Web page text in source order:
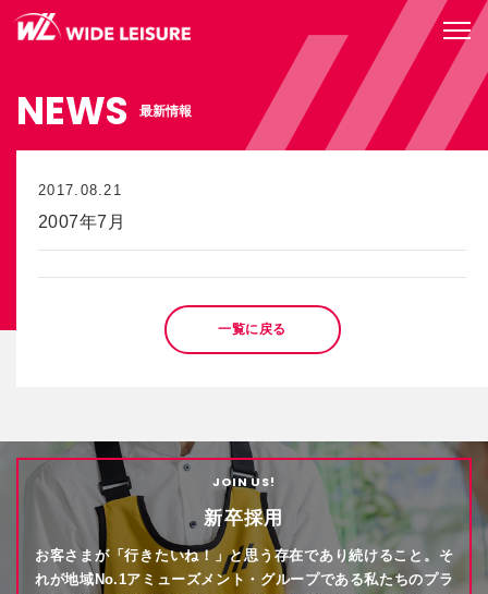
NEWS 最新情報
2017.08.21
2007年7月
一覧に戻る
JOIN US!
新卒採用
お客さまが「行きたいね！」と思う存在であり続けること。そ
れが地域No.1アミューズメント・グループである私たちのプラ